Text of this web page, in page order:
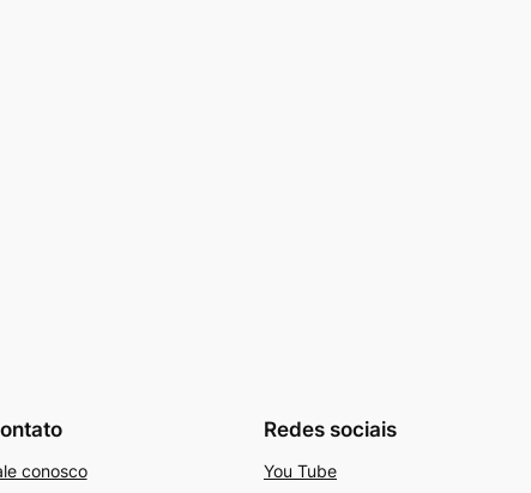
conosco
Redes sociais
You Tube